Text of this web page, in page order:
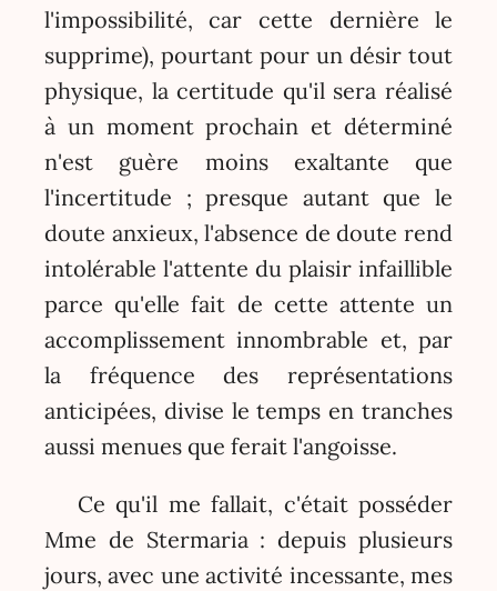
l'impossibilité, car cette dernière le
supprime), pourtant pour un désir tout
physique, la certitude qu'il sera réalisé
à un moment prochain et déterminé
n'est guère moins exaltante que
l'incertitude ; presque autant que le
doute anxieux, l'absence de doute rend
intolérable l'attente du plaisir infaillible
parce qu'elle fait de cette attente un
accomplissement innombrable et, par
la fréquence des représentations
anticipées, divise le temps en tranches
aussi menues que ferait l'angoisse.
Ce qu'il me fallait, c'était posséder
Mme de Stermaria : depuis plusieurs
jours, avec une activité incessante, mes